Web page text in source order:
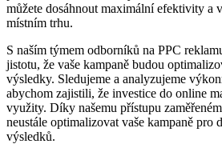
můžete dosáhnout maximální efektivity a
místním trhu.
S naším týmem odborníků na PPC
jistotu, že vaše kampaně budou
výsledky. Sledujeme a analyzujeme
abychom zajistili, že investice do online
využity. Díky našemu přístupu
neustále optimalizovat vaše kampaně pro
výsledků.